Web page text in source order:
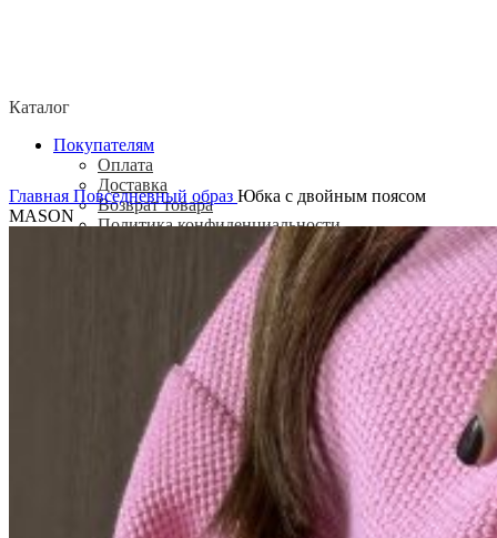
Каталог
Покупателям
Оплата
Доставка
Возврат товара
Политика конфиденциальности
Согласие посетителя сайта на обработку
персональных данных
О бренде ADELOVE
Главная Повседневный образ Юбка с двойным поясом
MASON